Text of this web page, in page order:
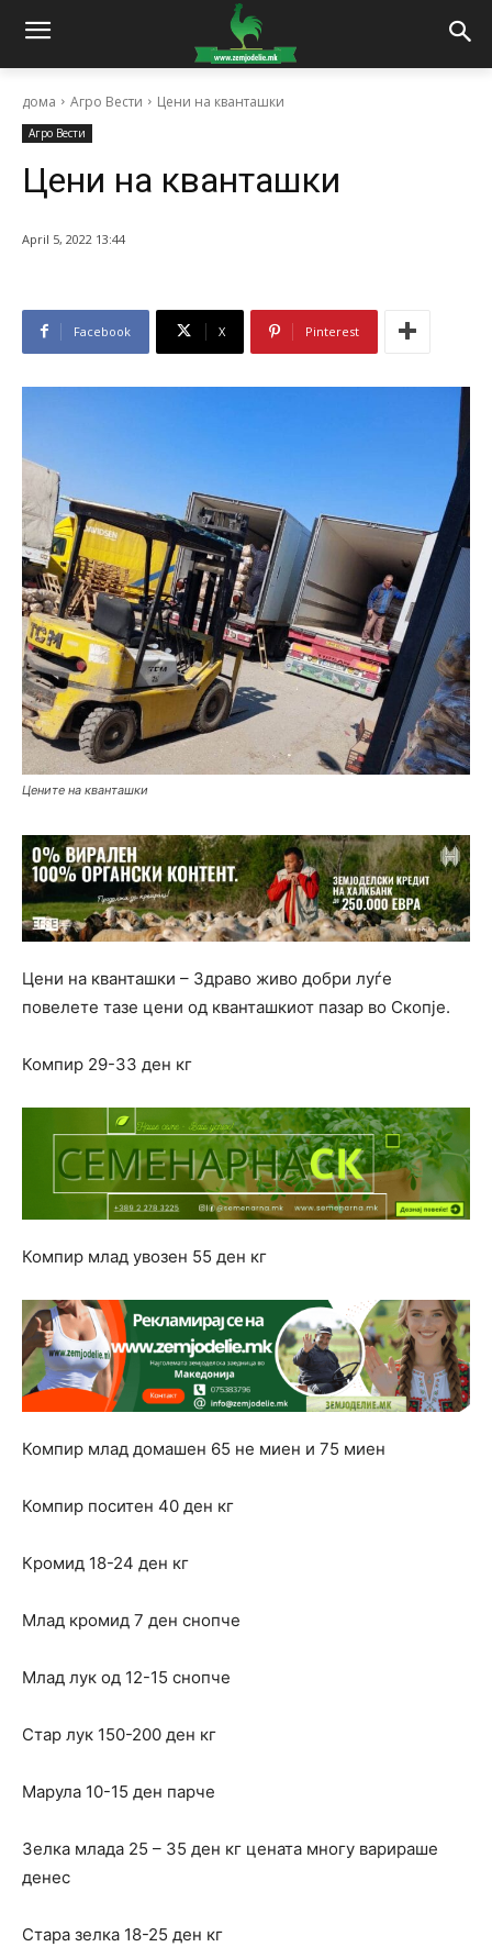
дома Агро Вести Цени на кванташки
Агро Вести
Цени на кванташки
April 5, 2022 13:44
Facebook X Pinterest
Цените на кванташки
Цени на кванташки – Здраво живо добри луѓе
повелете тазе цени од кванташкиот пазар во Скопје.
Компир 29-33 ден кг
Компир млад увозен 55 ден кг
Компир млад домашен 65 не миен и 75 миен
Компир поситен 40 ден кг
Кромид 18-24 ден кг
Млад кромид 7 ден снопче
Млад лук од 12-15 снопче
Стар лук 150-200 ден кг
Марула 10-15 ден парче
Зелка млада 25 – 35 ден кг цената многу варираше
денес
Стара зелка 18-25 ден кг